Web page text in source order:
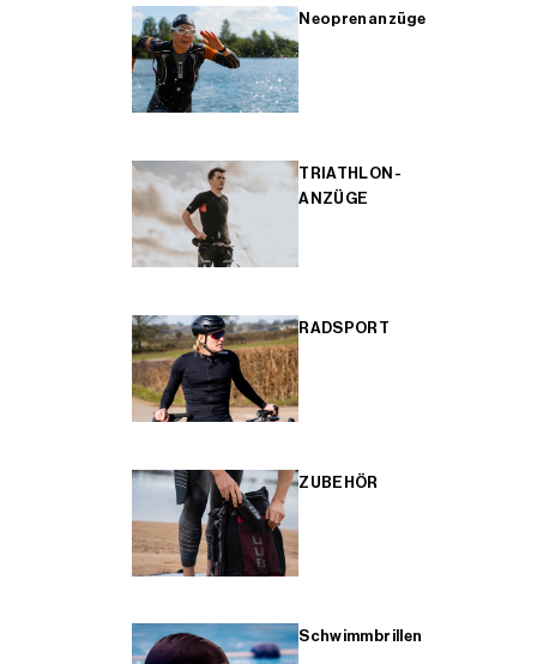
Neoprenanzüge
TRIATHLON-
ANZÜGE
RADSPORT
ZUBEHÖR
Schwimmbrillen